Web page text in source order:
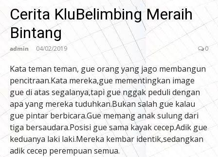
Cerita KluBelimbing Meraih
Bintang
admin 04/02/2019 0
Kata teman teman, gue orang yang jago membangun
pencitraan.Kata mereka,gue mementingkan image
gue di atas segalanya,tapi gue nggak peduli dengan
apa yang mereka tuduhkan.Bukan salah gue kalau
gue pintar berbicara.Gue memang anak sulung dari
tiga bersaudara.Posisi gue sama kayak cecep.Adik gue
keduanya laki laki.Mereka kembar identik,sedangkan
adik cecep perempuan semua.